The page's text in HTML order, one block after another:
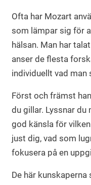
Ofta har Mozart
som lämpar sig för
hälsan. Man har
anser de flesta
individuellt vad man
Först och främst
du gillar. Lyssnar
god känsla för
just dig, vad som
fokusera på en
De här